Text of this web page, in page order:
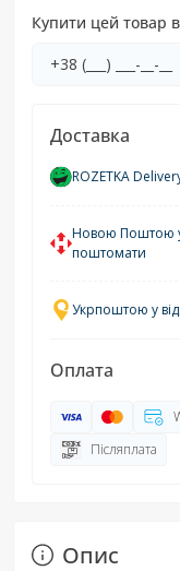
Купити цей товар в
Доставка
ROZETKA
Новою Поштою у
поштомати
Укрпоштою у
Оплата
Післяплата
Опис